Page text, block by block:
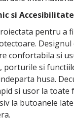
si Accesibilitate
pentru a
confortabila si
porturile si
husa.
si usor la toate
la butoanele